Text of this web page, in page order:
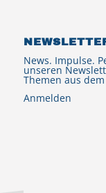
News. Impulse.
unseren
Themen aus
Anmelden